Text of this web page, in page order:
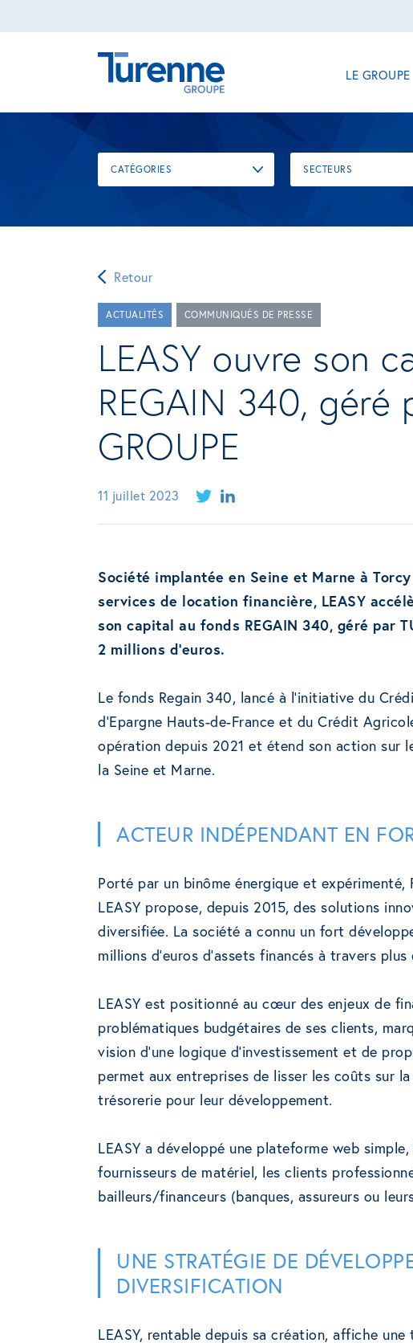
LE GROUPE
CATÉGORIES SECTEURS
Retour
ACTUALITÉS COMMUNIQUÉS DE PRESSE
LEASY ouvre son
REGAIN 340, géré
GROUPE
11 juillet 2023
Société implantée en Seine et Marne à
services de location financière, LEASY
son capital au fonds REGAIN 340, géré par
2 millions d’euros.
Le fonds Regain 340, lancé à l’initiative du
d’Epargne Hauts-de-France et du Crédit
opération depuis 2021 et étend son action sur
la Seine et Marne.
ACTEUR INDÉPENDANT EN
Porté par un binôme énergique et
LEASY propose, depuis 2015, des solutions
diversifiée. La société a connu un fort
millions d’euros d’assets financés à travers
LEASY est positionné au cœur des enjeux de
problématiques budgétaires de ses clients,
vision d’une logique d’investissement et de
permet aux entreprises de lisser les coûts sur
trésorerie pour leur développement.
LEASY a développé une plateforme web
fournisseurs de matériel, les clients
bailleurs/financeurs (banques, assureurs ou
UNE STRATÉGIE DE
DIVERSIFICATION
LEASY, rentable depuis sa création, affiche